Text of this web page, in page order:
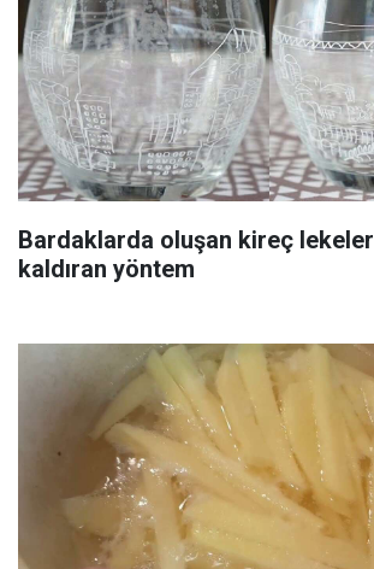
Bardaklarda oluşan kireç
kaldıran yöntem